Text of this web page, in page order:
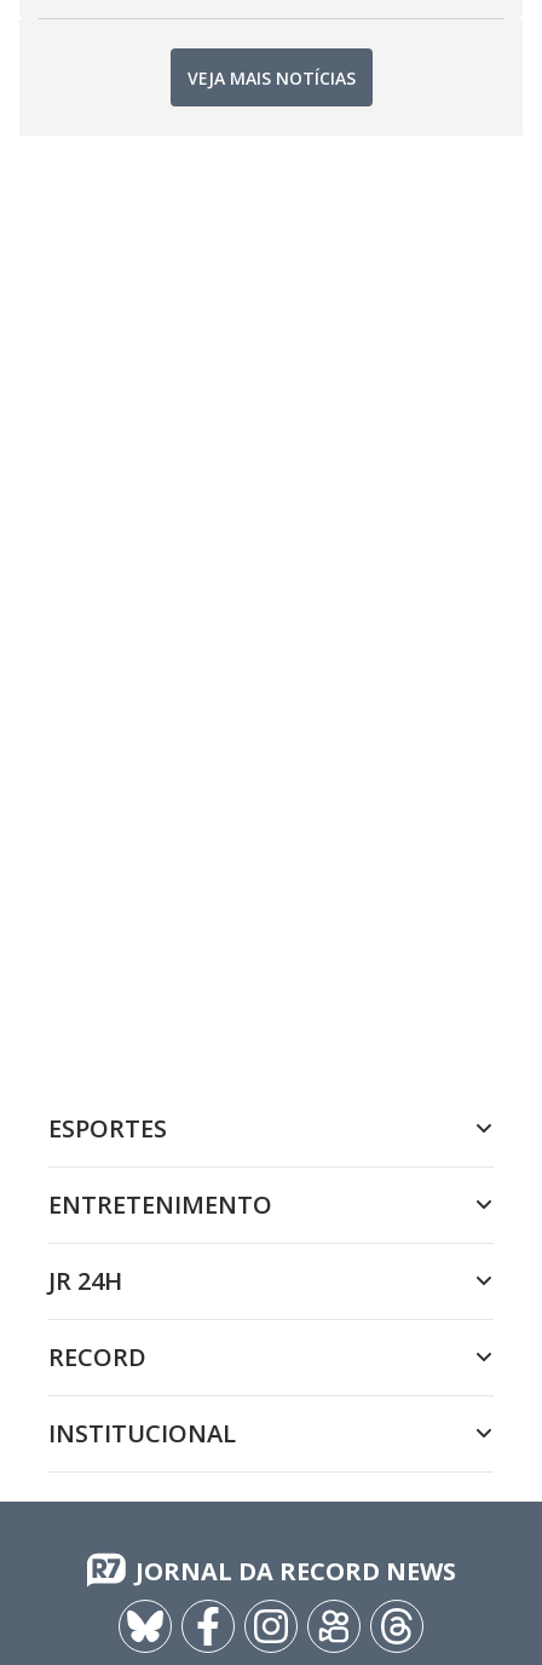
VEJA MAIS NOTÍCIAS
ESPORTES
ENTRETENIMENTO
JR 24H
RECORD
INSTITUCIONAL
JORNAL DA RECORD NEWS